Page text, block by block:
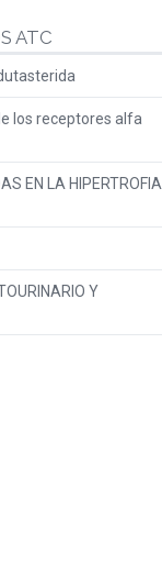
ATC
los receptores alfa
EN LA HIPERTROFIA
Y